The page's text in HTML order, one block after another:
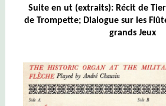
Suite en ut (extraits): Récit de
de Trompette; Dialogue sur les
grands Jeux